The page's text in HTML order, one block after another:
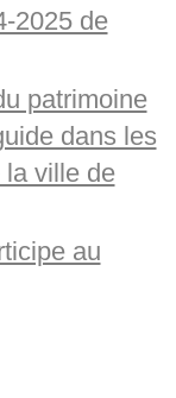
2025 de
patrimoine
dans les
la ville de
au